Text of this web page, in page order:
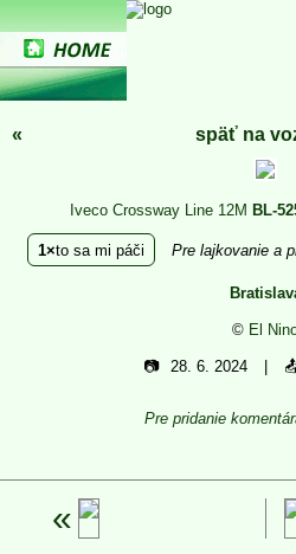
« späť na
Iveco Crossway Line 12M BL-
1 to sa mi páči Pre lajkovanie a
© El
📷 28. 6. 2024
Pre pridanie